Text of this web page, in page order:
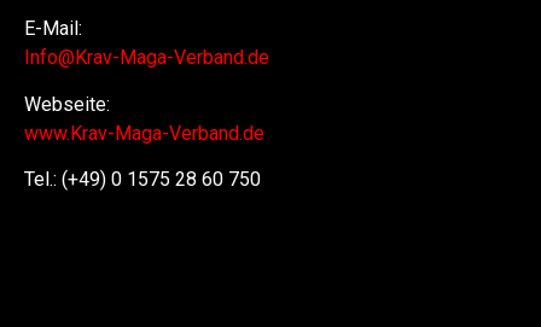
E-Mail:
Info@Krav-Maga-Verband.de
Webseite:
www.Krav-Maga-Verband.de
Tel.: (+49) 0 1575 28 60 750